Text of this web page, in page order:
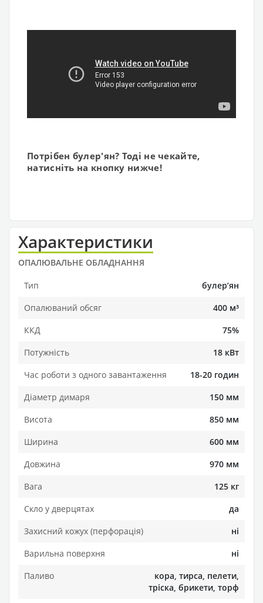
Потрібен булер'ян? Тоді не чекайте,
натисніть на кнопку нижче!
Характеристики
ОПАЛЮВАЛЬНЕ ОБЛАДНАННЯ
Тип
булерʼян
Опалюваний обсяг
400 м³
ККД
75%
Потужність
18 кВт
Час роботи з одного завантаження
18-20 годин
Діаметр димаря
150 мм
Висота
850 мм
Ширина
600 мм
Довжина
970 мм
Вага
125 кг
Скло у дверцятах
да
Захисний кожух (перфорація)
ні
Варильна поверхня
ні
Паливо
кора, тирса, пелети,
тріска, брикети, торф